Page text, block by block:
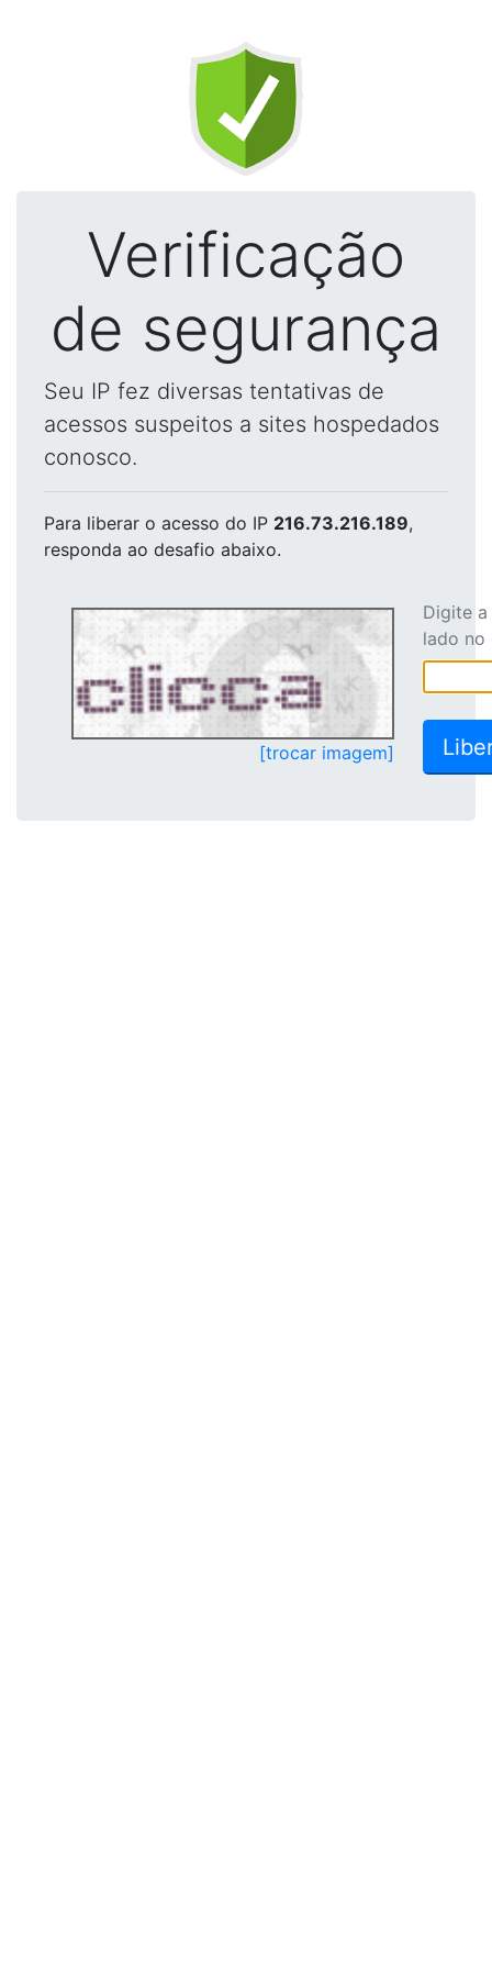
Verificação
de segurança
Seu IP fez diversas tentativas de
acessos suspeitos a sites hospedados
conosco.
Para liberar o acesso do IP 216.73.216.189,
responda ao desafio abaixo.
[trocar imagem]
Digite
lado no